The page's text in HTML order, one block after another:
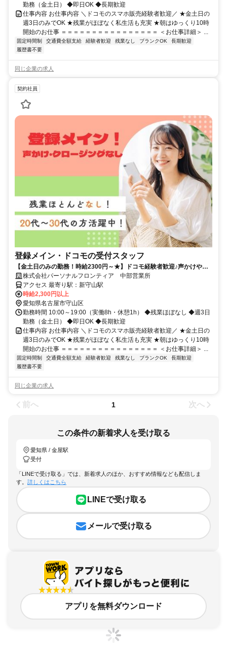
勤務（金土日） ◆即日OK ◆長期歓迎
仕事内容 お仕事内容 ＼ドコモのスマホ販売経験者歓迎／ ★金土日の
週3日のみでOK ★残業がほぼなく私生活も充実 ★朝はゆっくり10時
開始のお仕事 ＝＝＝＝＝＝＝＝＝＝＝＝＝＝＝＝ ＜お仕事詳細＞ ...
固定時間制 交通費全額支給 経験者歓迎 残業なし ブランクOK
長期歓迎
履歴書不要
同じ企業の求人
契約社員
登録メイン・ドコモの受付スタッフ
【金土日のみの勤務！時給2300円～★】ドコモ経験者歓迎♪声かけやク
ロージングはナシ！
株式会社パーソナルフロンティア 中部営業所
アクセス 最寄り駅：新守山駅
時給2,300円以上
愛知県名古屋市守山区
勤務時間 10:00～19:00（実働8h・休憩1h） ◆残業ほぼなし ◆週3日
勤務（金土日） ◆即日OK ◆長期歓迎
仕事内容 お仕事内容 ＼ドコモのスマホ販売経験者歓迎／ ★金土日の
週3日のみでOK ★残業がほぼなく私生活も充実 ★朝はゆっくり10時
開始のお仕事 ＝＝＝＝＝＝＝＝＝＝＝＝＝＝＝＝ ＜お仕事詳細＞ ...
固定時間制 交通費全額支給 経験者歓迎 残業なし ブランクOK
長期歓迎
履歴書不要
同じ企業の求人
前へ 1 次へ
この条件の新着求人を受け取る
愛知県 / 金屋駅
受付
「LINEで受け取る」では、新着求人のほか、おすすめ情報なども配信しま
す。 詳しくはこちら
LINEで受け取る
メールで受け取る
アプリを無料ダウンロード